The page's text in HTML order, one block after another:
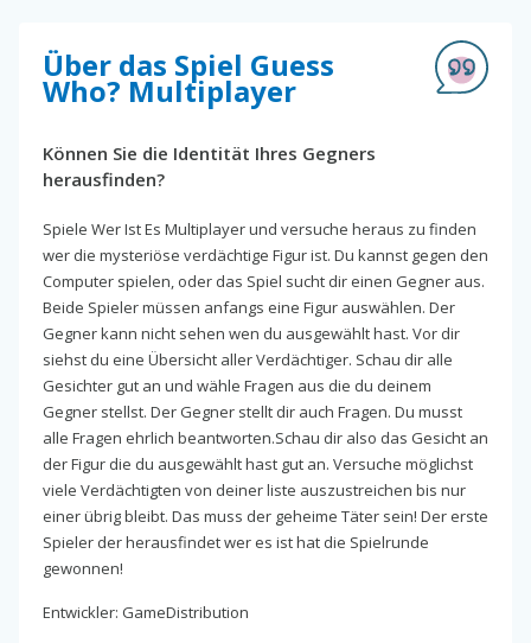
Über das Spiel Guess
Who? Multiplayer
Können Sie die Identität Ihres Gegners
herausfinden?
Spiele Wer Ist Es Multiplayer und versuche heraus zu finden
wer die mysteriöse verdächtige Figur ist. Du kannst gegen den
Computer spielen, oder das Spiel sucht dir einen Gegner aus.
Beide Spieler müssen anfangs eine Figur auswählen. Der
Gegner kann nicht sehen wen du ausgewählt hast. Vor dir
siehst du eine Übersicht aller Verdächtiger. Schau dir alle
Gesichter gut an und wähle Fragen aus die du deinem
Gegner stellst. Der Gegner stellt dir auch Fragen. Du musst
alle Fragen ehrlich beantworten.Schau dir also das Gesicht an
der Figur die du ausgewählt hast gut an. Versuche möglichst
viele Verdächtigten von deiner liste auszustreichen bis nur
einer übrig bleibt. Das muss der geheime Täter sein! Der erste
Spieler der herausfindet wer es ist hat die Spielrunde
gewonnen!
Entwickler: GameDistribution